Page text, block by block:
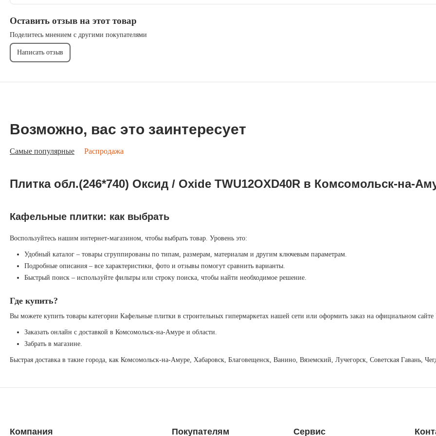
Оставить отзыв на этот товар
Поделитесь мнением с другими покупателями
Написать отзыв
Возможно, вас это заинтересует
Самые популярные Распродажа
Плитка обл.(246*740) Оксид / Oxide TWU12OXD40R в Комсомольск-на-
Кафельные плитки: как выбрать
Воспользуйтесь нашим интернет-магазином, чтобы выбрать товар. Уровень это:
Удобный каталог – товары сгруппированы по типам, размерам, материалам и другим ключевым параметрам.
Подробные описания – все характеристики, фото и отзывы помогут сравнить варианты.
Быстрый поиск – используйте фильтры или строку поиска, чтобы найти необходимое решение.
Где купить?
Вы можете купить товары категории Кафельные плитки в строительных гипермаркетах нашей сети или оформить заказ на официальном сайте
Заказать онлайн с доставкой в Комсомольск-на-Амуре и области.
Забрать в магазине.
Быстрая доставка в такие города, как Комсомольск-на-Амуре, Хабаровск, Благовещенск, Ванино, Вяземский, Лучегорск, Советская Гавань,
Компания Покупателям Сервис